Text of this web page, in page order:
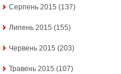
Серпень 2015 (137)
Липень 2015 (155)
Червень 2015 (203)
Травень 2015 (107)